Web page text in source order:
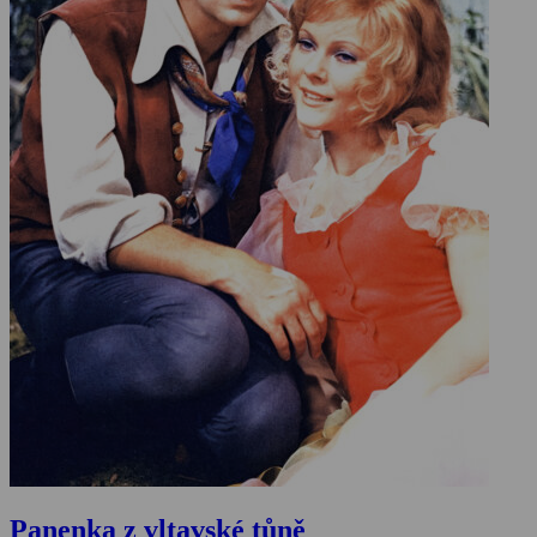
Panenka z vltavské tůně